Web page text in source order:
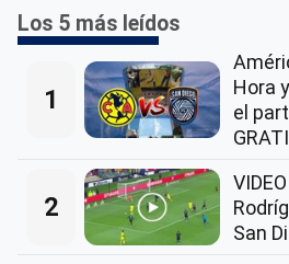
Los 5 más leídos
1
Hora
el
2
San